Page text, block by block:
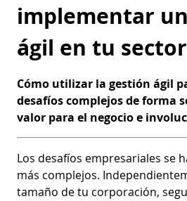
implementar
ágil en tu sector
Cómo utilizar la gestión ágil
desafíos complejos de forma
valor para el negocio e
Los desafíos empresariales se
más complejos.
tamaño de tu corporación,